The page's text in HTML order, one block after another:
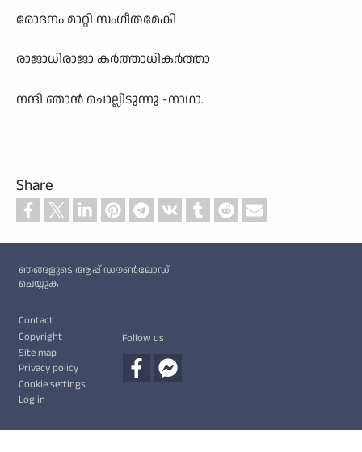
രോദനം മാറ്റി സംഗീതമേകി
രാജാധിരാജാ കർത്താധികർത്താ
നന്ദി ഞാൻ ചൊല്ലിടുന്നു -നാഥാ.
Share
ഞങ്ങളുടെ ആപ്പ് ഡൗൺലോഡ്
ചെയ്യുക
Footer
Contact
Copyright
Site map
Privacy policy
Cookie settings
Log in
Follow us